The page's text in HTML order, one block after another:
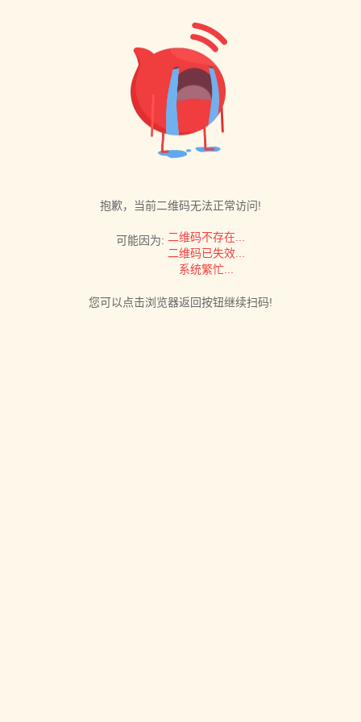
抱歉，当前二维码无法正常访问!
可能因为: 二维码不存在...
二维码已失效...
系统繁忙...
您可以点击浏览器返回按钮继续扫码!